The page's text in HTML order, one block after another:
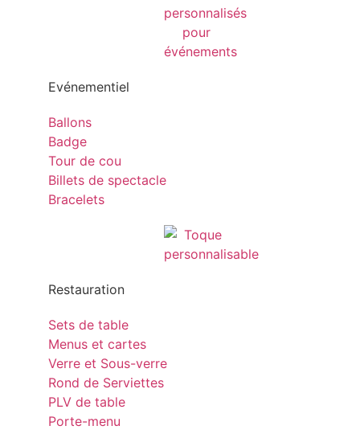
Evénementiel
Ballons
Badge
Tour de cou
Billets de spectacle
Bracelets
Restauration
Sets de table
Menus et cartes
Verre et Sous-verre
Rond de Serviettes
PLV de table
Porte-menu